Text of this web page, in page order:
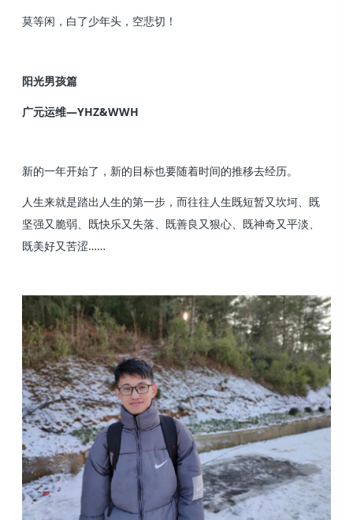
莫等闲，白了少年头，空悲切！
阳光男孩篇
广元运维—YHZ&WWH
新的一年开始了，新的目标也要随着时间的推移去经历。
人生来就是踏出人生的第一步，而往往人生既短暂又坎坷、既
坚强又脆弱、既快乐又失落、既善良又狠心、既神奇又平淡、
既美好又苦涩……